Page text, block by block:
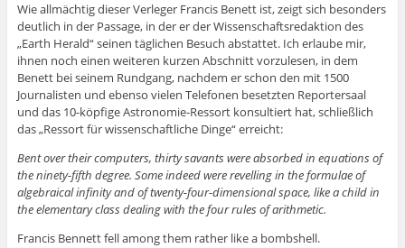
Wie allmächtig dieser Verleger Francis Benett ist, zeigt sich besonders
deutlich in der Passage, in der er der Wissenschaftsredaktion des
„Earth Herald“ seinen täglichen Besuch abstattet. Ich erlaube mir,
ihnen noch einen weiteren kurzen Abschnitt vorzulesen, in dem
Benett bei seinem Rundgang, nachdem er schon den mit 1500
Journalisten und ebenso vielen Telefonen besetzten Reportersaal
und das 10-köpfige Astronomie-Ressort konsultiert hat, schließlich
das „Ressort für wissenschaftliche Dinge“ erreicht:
Bent over their computers, thirty savants were absorbed in equations of
the ninety-fifth degree. Some indeed were revelling in the formulae of
algebraical infinity and of twenty-four-dimensional space, like a child in
the elementary class dealing with the four rules of arithmetic.
Francis Bennett fell among them rather like a bombshell.